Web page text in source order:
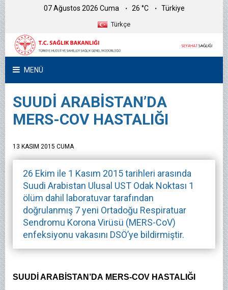
07 Ağustos 2026 Cuma 26 °C Türkiye
Türkçe
MENÜ
SUUDİ ARABİSTAN’DA
MERS-COV HASTALIĞI
13 KASIM 2015 CUMA
26 Ekim ile 1 Kasım 2015 tarihleri arasında
Suudi Arabistan Ulusal UST Odak Noktası 1
ölüm dahil laboratuvar tarafından
doğrulanmış 7 yeni Ortadoğu Respiratuar
Sendromu Korona Virüsü (MERS-CoV)
enfeksiyonu vakasını DSÖ’ye bildirmiştir.
SUUDİ ARABİSTAN’DA MERS-COV HASTALIĞI